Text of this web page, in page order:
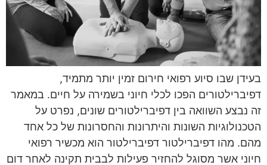
בעידן שבו סיוע רפואי חירום זמין יותר מתמיד,
דפיברילטורים הפכו לכלי חיוני בשמירה על חיים. במאמר
זה נבצע השוואה בין דפיברילטורים שונים, נפרט על
הטכנולוגיות השונות והיתרונות והחסרונות של כל אחד
מהם. מהו דפיברילטור דפיברילטור הוא מכשיר רפואי
חיוני אשר מסוגל להחזיר פעילות לבבית תקינה לאחר דום